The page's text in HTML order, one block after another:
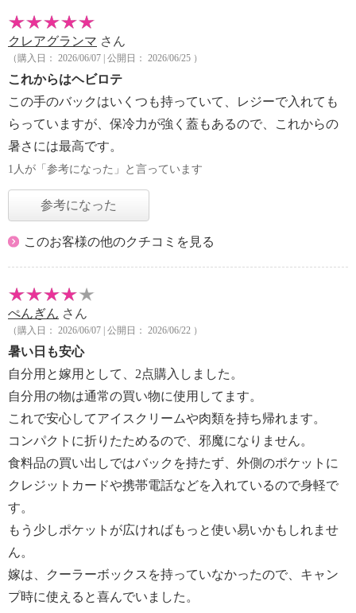
クレアグランマ さん
（購入日： 2026/06/07 | 公開日： 2026/06/25 ）
これからはヘビロテ
この手のバックはいくつも持っていて、レジーで入れても
らっていますが、保冷力が強く蓋もあるので、これからの
暑さには最高です。
1人が「参考になった」と言っています
参考になった
このお客様の他のクチコミを見る
ぺんぎん さん
（購入日： 2026/06/07 | 公開日： 2026/06/22 ）
暑い日も安心
自分用と嫁用として、2点購入しました。
自分用の物は通常の買い物に使用してます。
これで安心してアイスクリームや肉類を持ち帰れます。
コンパクトに折りたためるので、邪魔になりません。
食料品の買い出しではバックを持たず、外側のポケットに
クレジットカードや携帯電話などを入れているので身軽で
す。
もう少しポケットが広ければもっと使い易いかもしれませ
ん。
嫁は、クーラーボックスを持っていなかったので、キャン
プ時に使えると喜んでいました。